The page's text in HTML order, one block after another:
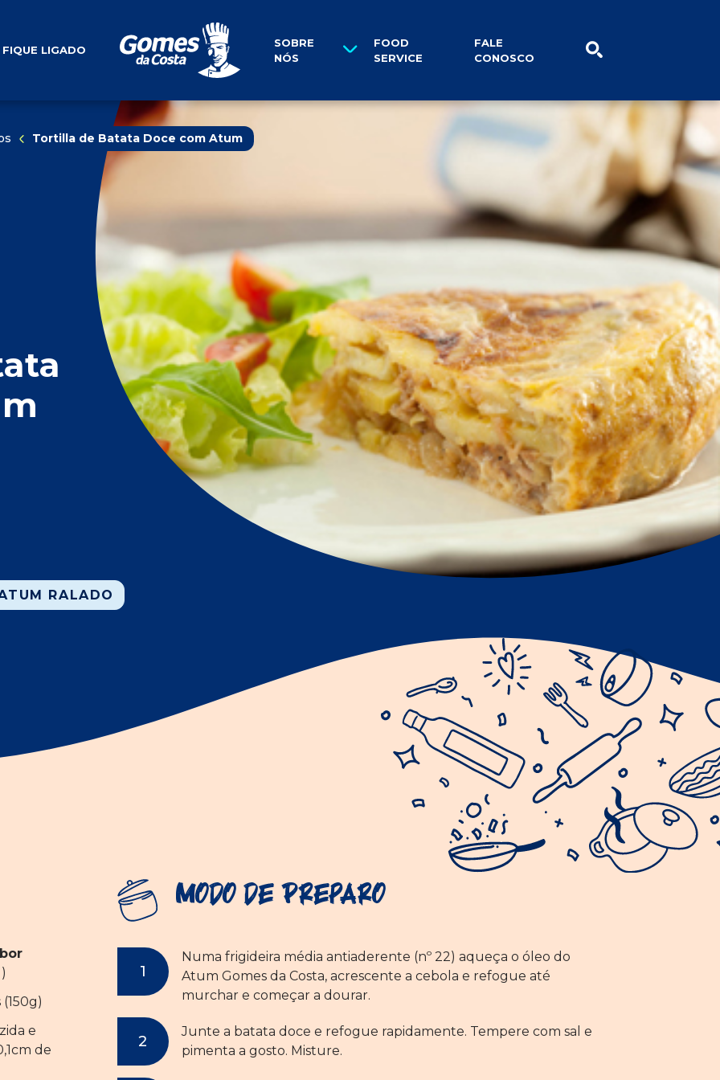
FIQUE LIGADO
SOBRE
NÓS
FOOD
SERVICE
FALE
CONOSCO
Tortilla de Batata Doce com Atum
RALADO
e
de
Modo de Preparo
Numa frigideira média antiaderente (nº 22) aqueça o óleo do
Atum Gomes da Costa, acrescente a cebola e refogue até
murchar e começar a dourar.
Junte a batata doce e refogue rapidamente. Tempere com sal e
pimenta a gosto. Misture.